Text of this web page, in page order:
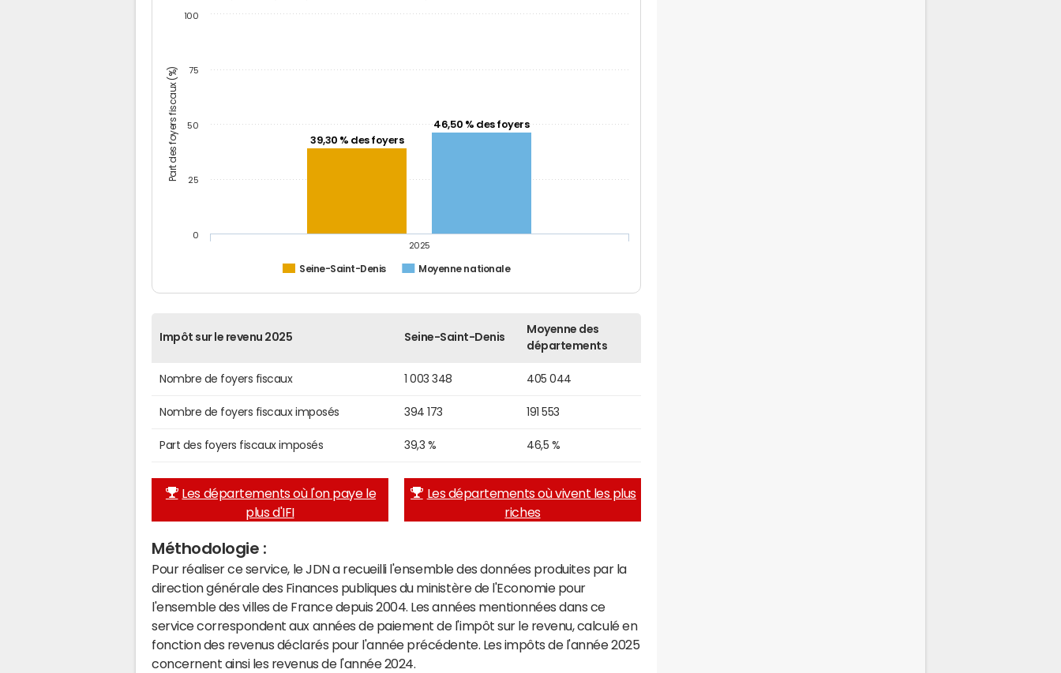
Part des foyers fiscaux (%) 39,30 % des foyers
46,50 % des foyers
Seine-Saint-Denis Moyenne nationale
2025
0
25
50
75
100
Impôt sur le revenu 2025 Seine-Saint-Denis
Moyenne des
départements
Nombre de foyers fiscaux 1 003 348 405 044
Nombre de foyers fiscaux imposés 394 173 191 553
Part des foyers fiscaux imposés 39,3 % 46,5 %
Les départements où l'on paye le
plus d'IFI
Les départements où vivent les plus
riches
Méthodologie :
Pour réaliser ce service, le JDN a recueilli l'ensemble des données produites par la
direction générale des Finances publiques du ministère de l'Economie pour
l'ensemble des villes de France depuis 2004. Les années mentionnées dans ce
service correspondent aux années de paiement de l'impôt sur le revenu, calculé en
fonction des revenus déclarés pour l'année précédente. Les impôts de l'année 2025
concernent ainsi les revenus de l'année 2024.